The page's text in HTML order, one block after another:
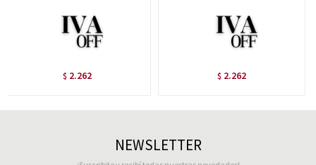
$ 2.262 $ 2.262
NEWSLETTER